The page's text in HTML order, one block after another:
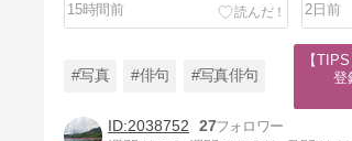
15時間前 2日前
#写真 #俳句 #写真俳句
2038752
27
【
登